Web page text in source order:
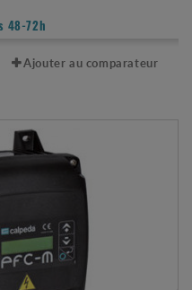
48-72h
Ajouter au comparateur